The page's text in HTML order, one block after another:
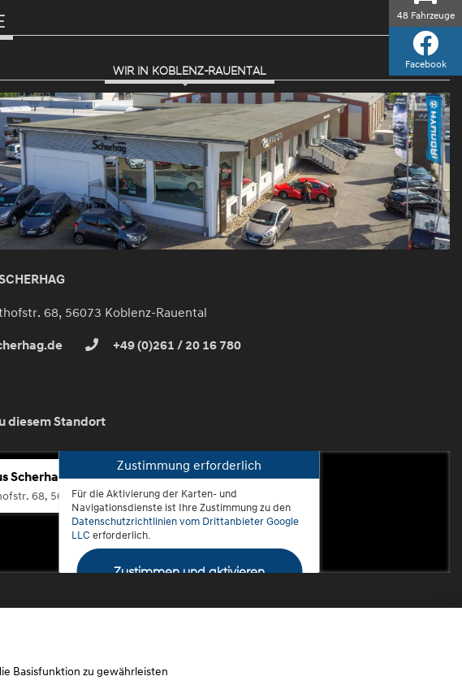
WIR IN KOBLENZ-RAUENTAL
68, 56073 Koblenz-Rauental
+49 (0)261 / 20 16 780
diesem Standort
Scherhag
68, 56073 Koblenz-Rauental
Zustimmung erforderlich
Für die Aktivierung der Karten- und
Navigationsdienste ist Ihre Zustimmung zu den
Datenschutzrichtlinien vom Drittanbieter Google
LLC erforderlich.
Zustimmen und aktivieren
48Fahrzeuge
Facebook
Basisfunktion zu gewährleisten